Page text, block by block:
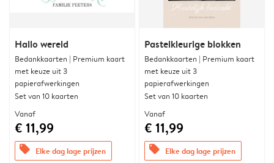
Hallo wereld
Bedankkaarten | Premium kaart
met keuze uit 3
papierafwerkingen
Set van 10 kaarten
Vanaf
€ 11,99
offers Elke dag lage prijzen
Pastelkleurige blokken
Bedankkaarten | Premium kaart
met keuze uit 3
papierafwerkingen
Set van 10 kaarten
Vanaf
€ 11,99
offers Elke dag lage prijzen